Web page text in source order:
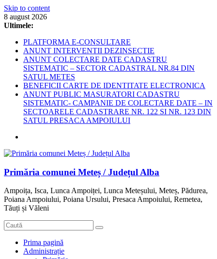
Skip to content
8 august 2026
Ultimele:
PLATFORMA E-CONSULTARE
ANUNT INTERVENTII DEZINSECTIE
ANUNT COLECTARE DATE CADASTRU
SISTEMATIC – SECTOR CADASTRAL NR.84 DIN
SATUL METES
BENEFICII CARTE DE IDENTITATE ELECTRONICA
ANUNT PUBLIC MASURATORI CADASTRU
SISTEMATIC- CAMPANIE DE COLECTARE DATE – IN
SECTOARELE CADASTRARE NR. 122 SI NR. 123 DIN
SATUL PRESACA AMPOIULUI
Primăria comunei Meteș / Județul Alba
Ampoița, Isca, Lunca Ampoiței, Lunca Meteșului, Meteș, Pădurea,
Poiana Ampoiului, Poiana Ursului, Presaca Ampoiului, Remetea,
Tăuți și Văleni
Prima pagină
Administrație